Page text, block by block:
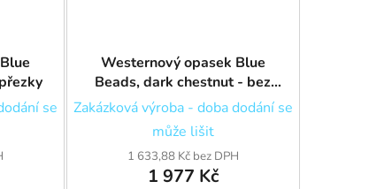
se
Westernový opasek Blue
Beads, dark chestnut - bez
přezky
Zakázková výroba - doba dodání se
může lišit
1 633,88 Kč bez DPH
1 977 Kč